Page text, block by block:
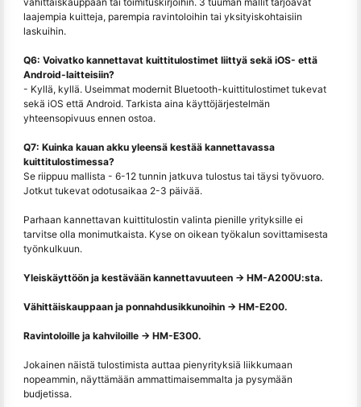
laajempia kuitteja, parempia ravintoloihin tai yksityiskohtaisiin
laskuihin.
Q6: Voivatko kannettavat kuittitulostimet liittyä sekä iOS- että
Android-laitteisiin?
- Kyllä, kyllä. Useimmat modernit Bluetooth-kuittitulostimet tukevat
sekä iOS että Android. Tarkista aina käyttöjärjestelmän
yhteensopivuus ennen ostoa.
Q7: Kuinka kauan akku yleensä kestää kannettavassa
kuittitulostimessa?
Se riippuu mallista - 6-12 tunnin jatkuva tulostus tai täysi työvuoro.
Jotkut tukevat odotusaikaa 2-3 päivää.
Parhaan kannettavan kuittitulostin valinta pienille yrityksille ei
tarvitse olla monimutkaista. Kyse on oikean työkalun sovittamisesta
työnkulkuun.
Yleiskäyttöön ja kestävään kannettavuuteen → HM-A200U:sta.
Vähittäiskauppaan ja ponnahdusikkunoihin → HM-E200.
Ravintoloille ja kahviloille → HM-E300.
Jokainen näistä tulostimista auttaa pienyrityksiä liikkumaan
nopeammin, näyttämään ammattimaisemmalta ja pysymään
budjetissa.